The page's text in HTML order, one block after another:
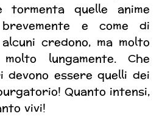
quelle anime
e come di
credono, ma molto
lungamente. Che
devono essere quelli dei
Quanto intensi,
vivi!